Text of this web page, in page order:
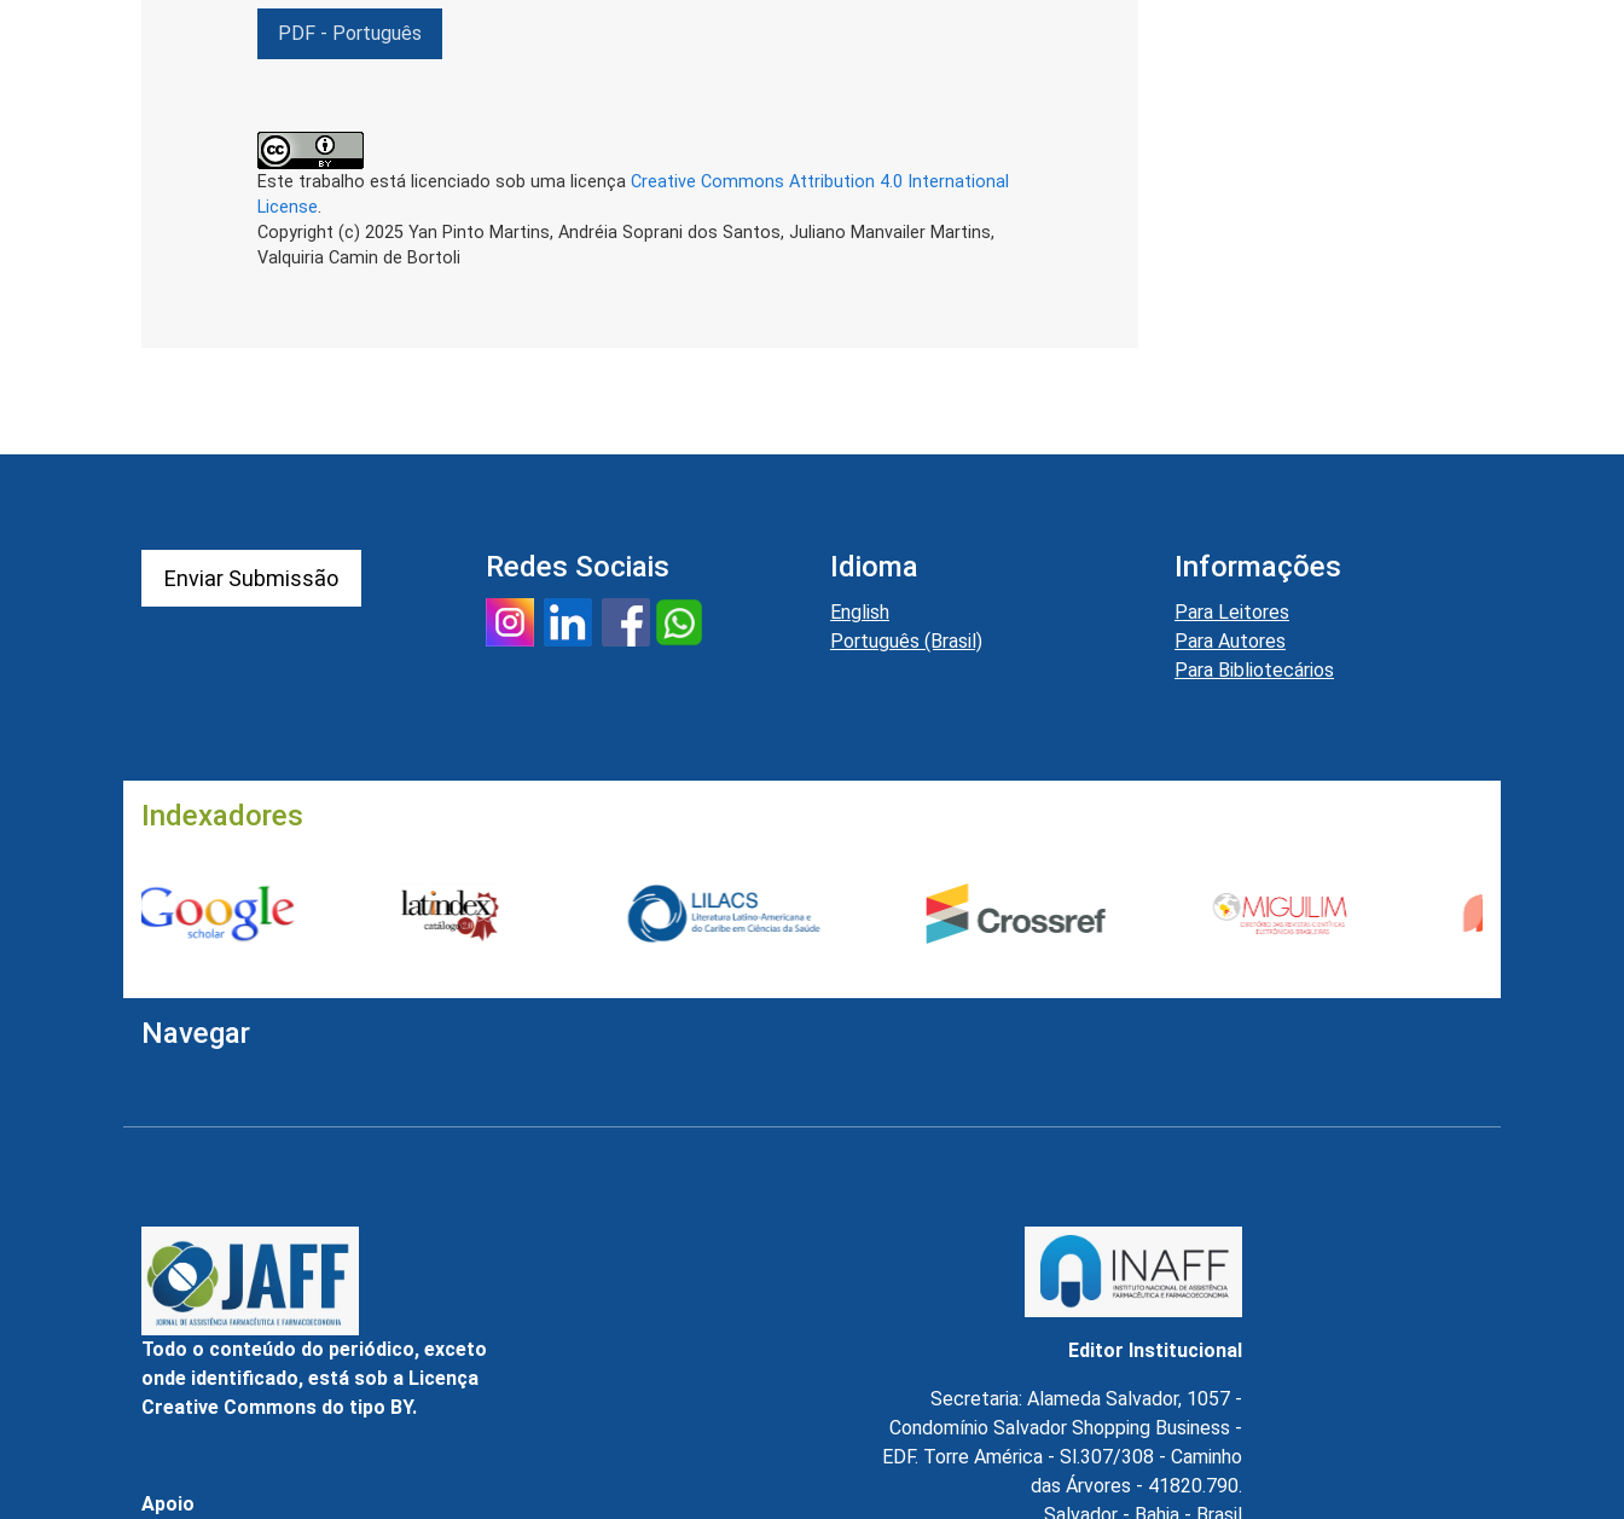
PDF - Português
Este trabalho está licenciado sob uma licença Creative Commons Attribution 4.0 International
License.
Copyright (c) 2025 Yan Pinto Martins, Andréia Soprani dos Santos, Juliano Manvailer Martins,
Valquiria Camin de Bortoli
Enviar Submissão Redes Sociais Idioma
English
Português (Brasil)
Informações
Para Leitores
Para Autores
Para Bibliotecários
Indexadores
Navegar
Todo o conteúdo do periódico, exceto
onde identificado, está sob a Licença
Creative Commons do tipo BY.
Apoio
Editor Institucional
Secretaria: Alameda Salvador, 1057 -
Condomínio Salvador Shopping Business -
EDF. Torre América - Sl.307/308 - Caminho
das Árvores - 41820.790.
Salvador - Bahia - Brasil